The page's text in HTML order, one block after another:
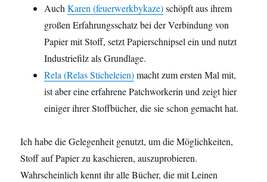
AuchKaren (feuerwerkbykaze)schöpft aus ihrem
großen Erfahrungsschatz bei der Verbindung von
Papier mit Stoff, setzt Papierschnipsel ein und nutzt
Industriefilz als Grundlage.
Rela (Relas Sticheleien)macht zum ersten Mal mit,
ist aber eine erfahrene Patchworkerin und zeigt hier
einiger ihrer Stoffbücher, die sie schon gemacht hat.
Ich habe die Gelegenheit genutzt, um die Möglichkeiten,
Stoff auf Papier zu kaschieren, auszuprobieren.
Wahrscheinlich kennt ihr alle Bücher, die mit Leinen